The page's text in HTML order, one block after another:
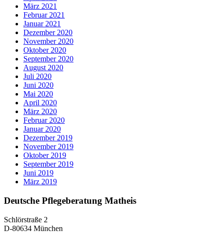
März 2021
Februar 2021
Januar 2021
Dezember 2020
November 2020
Oktober 2020
September 2020
August 2020
Juli 2020
Juni 2020
Mai 2020
April 2020
März 2020
Februar 2020
Januar 2020
Dezember 2019
November 2019
Oktober 2019
September 2019
Juni 2019
März 2019
Deutsche Pflegeberatung Matheis
Schlörstraße 2
D-80634 München